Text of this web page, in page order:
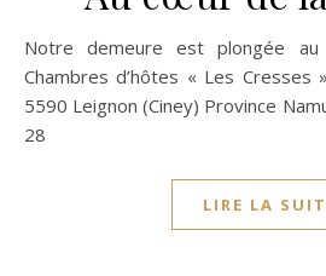
Notre demeure est plongée au cœur de la nature…
Chambres d’hôtes « Les
5590 Leignon (Ciney) Province
28
LIRE LA